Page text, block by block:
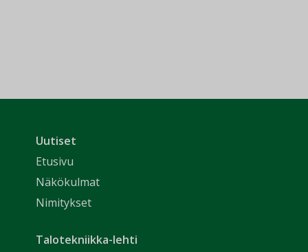
Uutiset
Etusivu
Näkökulmat
Nimitykset
Talotekniikka-lehti